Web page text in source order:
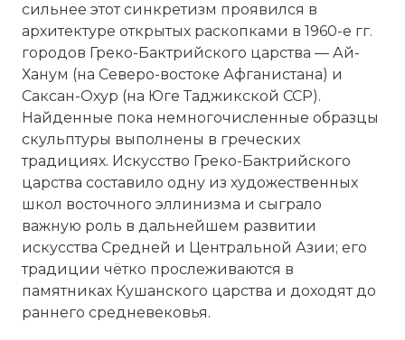
сильнее этот синкретизм проявился в
архитектуре открытых раскопками в 1960-е гг.
городов Греко-Бактрийского царства — Ай-
Ханум (на Северо-востоке Афганистана) и
Саксан-Охур (на Юге Таджикской ССР).
Найденные пока немногочисленные образцы
скульптуры выполнены в греческих
традициях. Искусство Греко-Бактрийского
царства составило одну из художественных
школ восточного эллинизма и сыграло
важную роль в дальнейшем развитии
искусства Средней и Центральной Азии; его
традиции чётко прослеживаются в
памятниках Кушанского царства и доходят до
раннего средневековья.
Типы греко-бактрийского воинства и
командного состава в эпоху царя
Евкратида I Великого (около 170-145 гг.
до н. э.).
Фото статьи:
Вернуться в статью:Греко-Бактрийское
царство